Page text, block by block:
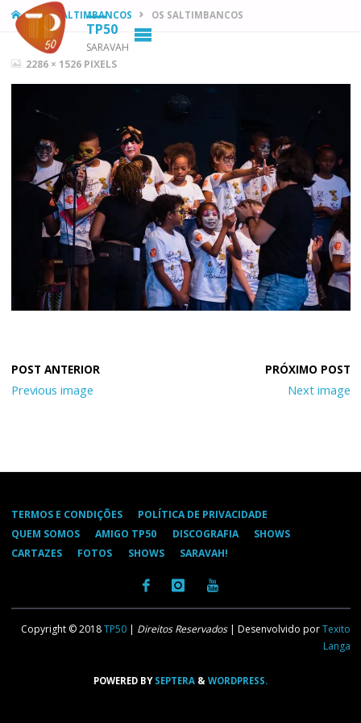
TP50
SARAVAH
HOMEOS SALTIMBANCOS OS SALTIMBANCOS
FULL2286 × 1526 PIXELS
Previous image Next image
TERMOS E CONDIÇÕES
POLÍTICA DE PRIVACIDADE
QUEM SOMOS
AMIGO TP50 DISCOGRAFIA
SHOWS
CARTAZES
FOTOS SHOWS SARAVAH!
Copyright © 2018TP50 | Direitos Reservados| Desenvolvido porTexito
Langa
POWERED BYSEPTERA & WORDPRESS.